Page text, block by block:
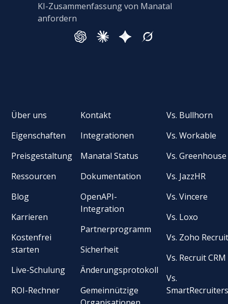
KI-Zusammenfassung von Manatal
anfordern
Über uns
Eigenschaften
Preisgestaltung
Ressourcen
Blog
Karrieren
Kostenfrei
starten
Live-Schulung
ROI-Rechner
Kontakt
Integrationen
Manatal Status
Dokumentation
OpenAPI-
Integration
Partnerprogramm
Sicherheit
Änderungsprotokoll
Gemeinnützige
Vs. Bullhorn
Vs. Workable
Vs. Greenhouse
Vs. JazzHR
Vs. Vincere
Vs. Loxo
Vs. Zoho
Vs. Recruit CRM
Vs.